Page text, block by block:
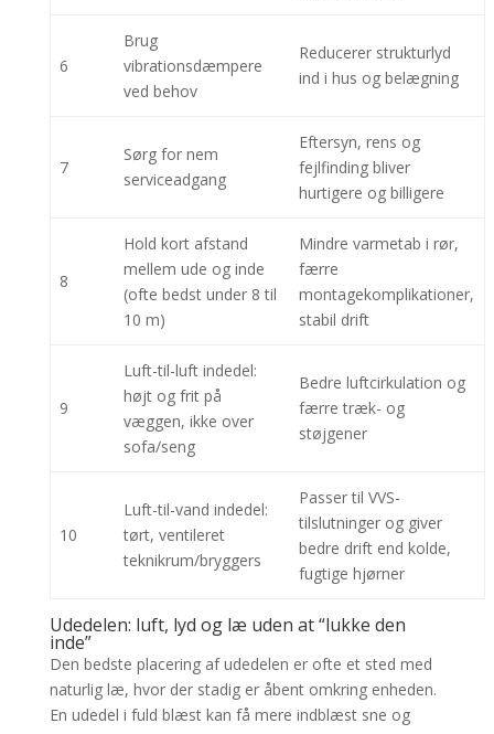
6
Brug
vibrationsdæmpere
ved behov
Reducerer strukturlyd
ind i hus og belægning
7
Sørg for nem
serviceadgang
Eftersyn, rens og
fejlfinding bliver
hurtigere og billigere
8
Hold kort afstand
mellem ude og inde
(ofte bedst under 8 til
10 m)
Mindre varmetab i rør,
færre
montagekomplikationer,
stabil drift
9
Luft-til-luft indedel:
højt og frit på
væggen, ikke over
sofa/seng
Bedre luftcirkulation og
færre træk- og
støjgener
10
Luft-til-vand indedel:
tørt, ventileret
teknikrum/bryggers
Passer til VVS-
tilslutninger og giver
bedre drift end kolde,
fugtige hjørner
Udedelen: luft, lyd og læ uden at “lukke den
inde”
Den bedste placering af udedelen er ofte et sted med
naturlig læ, hvor der stadig er åbent omkring enheden.
En udedel i fuld blæst kan få mere indblæst sne og